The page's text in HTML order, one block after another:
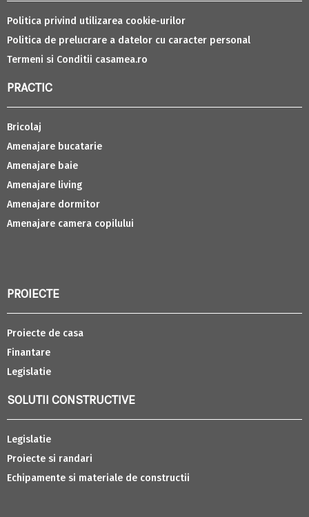
Politica privind utilizarea cookie-urilor
Politica de prelucrare a datelor cu caracter personal
Termeni si Conditii casamea.ro
PRACTIC
Bricolaj
Amenajare bucatarie
Amenajare baie
Amenajare living
Amenajare dormitor
Amenajare camera copilului
PROIECTE
Proiecte de casa
Finantare
Legislatie
SOLUTII CONSTRUCTIVE
Legislatie
Proiecte si randari
Echipamente si materiale de constructii